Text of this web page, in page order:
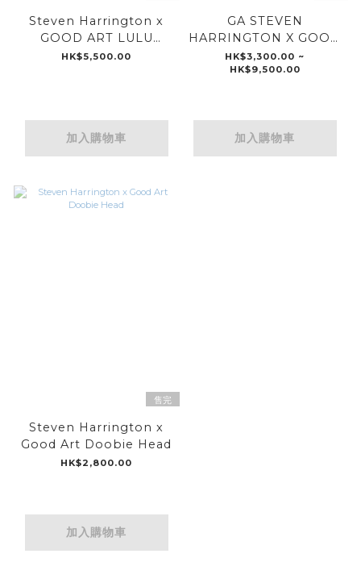
Steven Harrington x
GOOD ART LULU
Bracelet
HK$5,500.00
加入購物車
GA STEVEN
HARRINGTON X GOOD
and Poplock necklace
HK$3,300.00 ~
HK$9,500.00
加入購物車
售完
Steven Harrington x
Good Art Doobie Head
HK$2,800.00
加入購物車